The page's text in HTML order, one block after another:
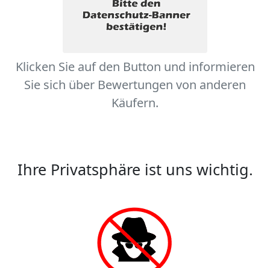
Klicken Sie auf den Button und informieren
Sie sich über Bewertungen von anderen
Käufern.
Ihre Privatsphäre ist uns wichtig.